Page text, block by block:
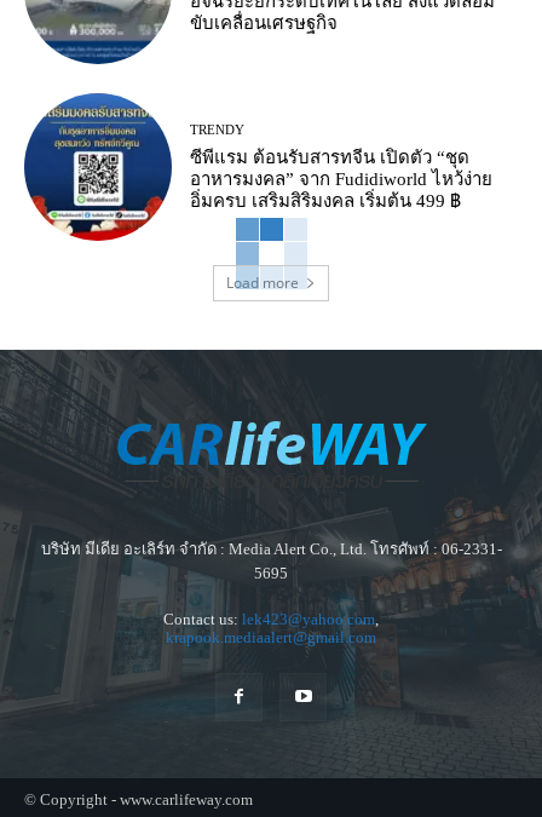
ขับเคลื่อนเศรษฐกิจ
TRENDY
ซีพีแรม ต้อนรับสารทจีน เปิดตัว “ชุด
อาหารมงคล” จาก Fudidiworld ไหว้ง่าย
อิ่มครบ เสริมสิริมงคล เริ่มต้น 499 ฿
Load more
บริษัท มีเดีย อะเลิร์ท จำกัด : Media Alert Co., Ltd. โทรศัพท์ : 06-2331-
5695
Contact us: lek423@yahoo.com,
krapook.mediaalert@gmail.com
© Copyright - www.carlifeway.com